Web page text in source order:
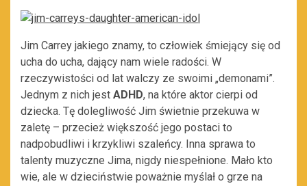
Jim Carrey jakiego znamy, to człowiek śmiejący się od
ucha do ucha, dający nam wiele radości. W
rzeczywistości od lat walczy ze swoimi „demonami”.
Jednym z nich jest ADHD, na które aktor cierpi od
dziecka. Tę dolegliwość Jim świetnie przekuwa w
zaletę – przecież większość jego postaci to
nadpobudliwi i krzykliwi szaleńcy. Inna sprawa to
talenty muzyczne Jima, nigdy niespełnione. Mało kto
wie, ale w dzieciństwie poważnie myślał o grze na